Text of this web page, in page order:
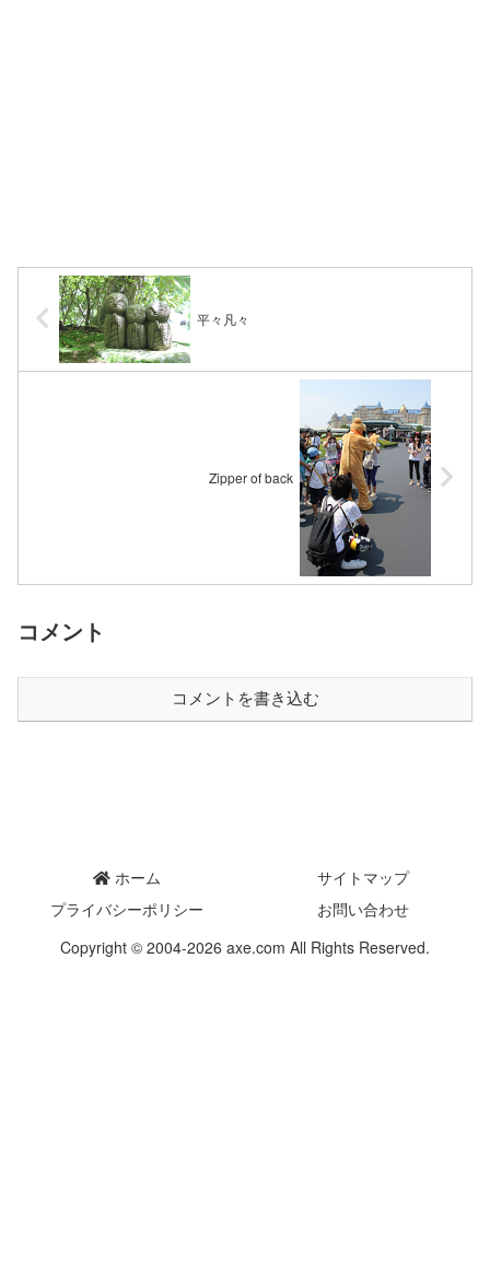
平々凡々
Zipper of back
コメント
コメントを書き込む
ホーム
サイトマップ
プライバシーポリシー
お問い合わせ
Copyright © 2004-2026 axe.com All Rights Reserved.